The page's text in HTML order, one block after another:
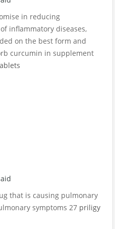
in reducing
inflammatory diseases,
on the best form and
curcumin in supplement
that is causing pulmonary
symptoms 27 priligy